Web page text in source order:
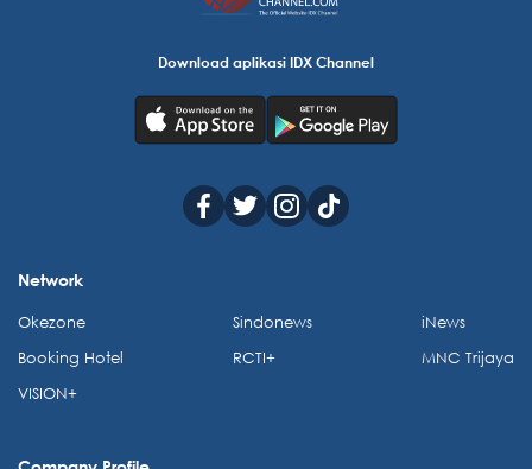
Download aplikasi IDX Channel
Network
Okezone
Booking Hotel
VISION+
Sindonews
RCTI+
iNews
MNC Trijaya